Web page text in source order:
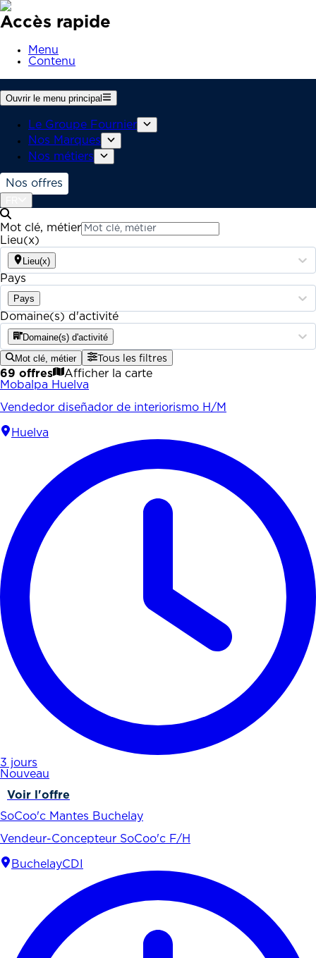
Accès rapide
Menu
Contenu
Ouvrir le menu principal
Le Groupe Fournier
Nos Marques
Nos métiers
Nos offres
Mot clé, métier
Lieu(x)
Lieu(x)
Pays
Pays
Domaine(s) d'activité
Domaine(s) d'activité
Mot clé, métier Tous les filtres
69 offres
Afficher la carte
Mobalpa Huelva
Vendedor diseñador de interiorismo H/M
Huelva
3 jours
Nouveau
Voir l'offre
SoCoo'c Mantes Buchelay
Vendeur-Concepteur SoCoo'c F/H
BuchelayCDI